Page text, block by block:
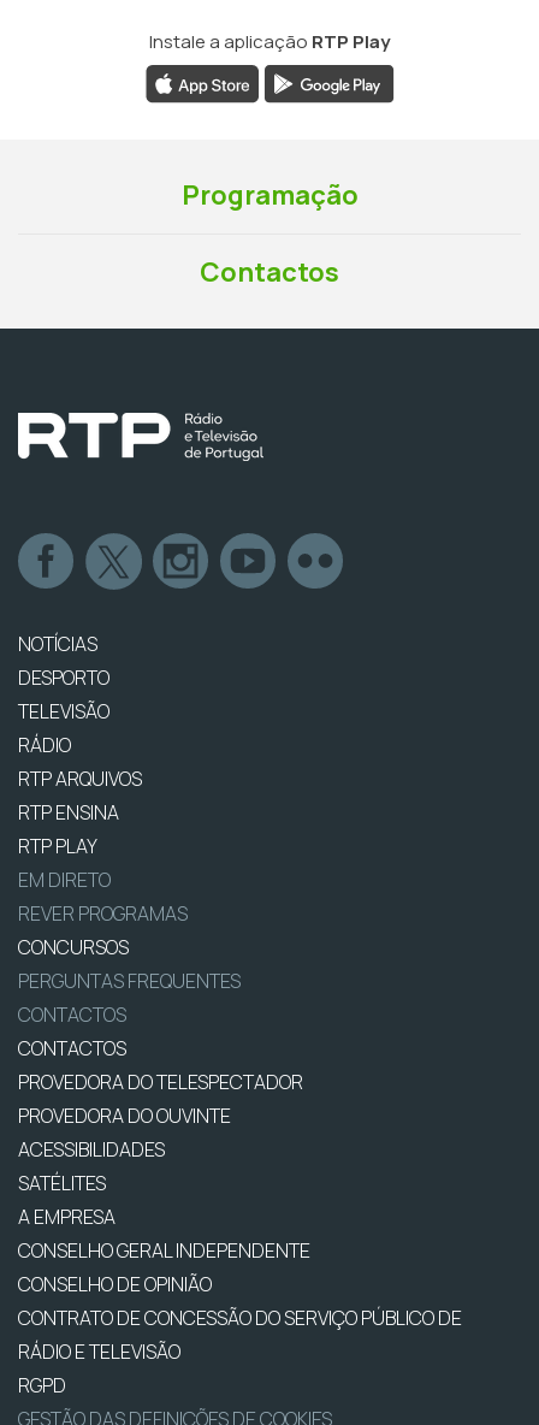
Instale a aplicação RTP Play
Programação
Contactos
NOTÍCIAS
DESPORTO
TELEVISÃO
RÁDIO
RTP ARQUIVOS
RTP ENSINA
RTP PLAY
EM DIRETO
REVER PROGRAMAS
CONCURSOS
PERGUNTAS FREQUENTES
CONTACTOS
CONTACTOS
PROVEDORA DO TELESPECTADOR
PROVEDORA DO OUVINTE
ACESSIBILIDADES
SATÉLITES
A EMPRESA
CONSELHO GERAL INDEPENDENTE
CONSELHO DE OPINIÃO
CONTRATO DE CONCESSÃO DO SERVIÇO PÚBLICO DE
RÁDIO E TELEVISÃO
RGPD
GESTÃO DAS DEFINIÇÕES DE COOKIES